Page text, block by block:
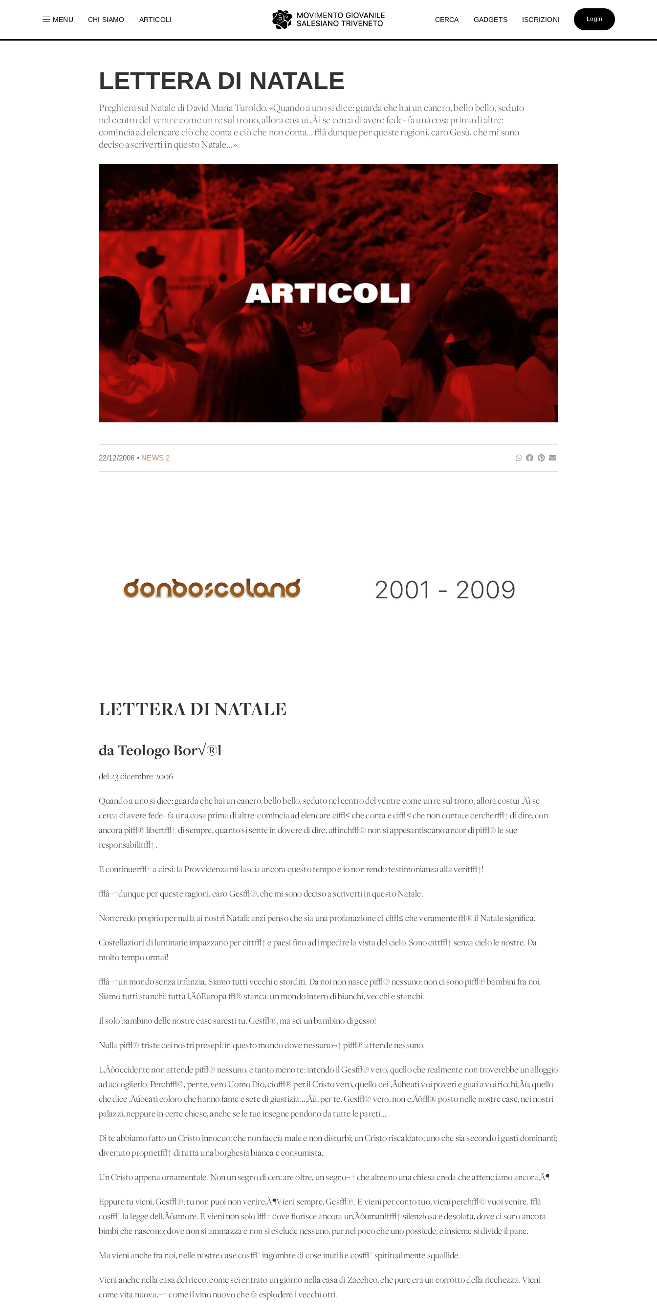
MENU CHI SIAMO ARTICOLI CERCA GADGETS ISCRIZIONI Login
LETTERA DI NATALE
Preghiera sul Natale di David Maria Turoldo. «Quando a uno si dice: guarda che hai un cancro, bello bello, seduto
nel centro del ventre come un re sul trono, allora costui ‚Äì se cerca di avere fede- fa una cosa prima di altre:
comincia ad elencare ciò che conta e ciò che non conta... √â dunque per queste ragioni, caro Gesù, che mi sono
deciso a scriverti in questo Natale...».
22/12/2006 • NEWS 2
LETTERA DI NATALE
da Teologo Bor√®l
del 23 dicembre 2006
Quando a uno si dice: guarda che hai un cancro, bello bello, seduto nel centro del ventre come un re sul trono, allora costui ‚Äì se
cerca di avere fede- fa una cosa prima di altre: comincia ad elencare ci√≤ che conta e ci√≤ che non conta; e cercher√† di dire, con
ancora pi√π libert√† di sempre, quanto si sente in dovere di dire, affinch√© non si appesantiscano ancor di pi√π le sue
responsabilit√†.
E continuer√† a dirsi: la Provvidenza mi lascia ancora questo tempo e io non rendo testimonianza alla verit√†!
√â¬†dunque per queste ragioni, caro Ges√π, che mi sono deciso a scriverti in questo Natale.
Non credo proprio per nulla ai nostri Natali: anzi penso che sia una profanazione di ci√≤ che veramente √® il Natale significa.
Costellazioni di luminarie impazzano per citt√† e paesi fino ad impedire la vista del cielo. Sono citt√† senza cielo le nostre. Da
molto tempo ormai!
√â¬†un mondo senza infanzia. Siamo tutti vecchi e storditi. Da noi non nasce pi√π nessuno: non ci sono pi√π bambini fra noi.
Siamo tutti stanchi: tutta l‚ÄôEuropa √® stanca: un mondo intero di bianchi, vecchi e stanchi.
Il solo bambino delle nostre case saresti tu, Ges√π, ma sei un bambino di gesso!
Nulla pi√π triste dei nostri presepi: in questo mondo dove nessuno¬† pi√π attende nessuno.
L‚Äôoccidente non attende pi√π nessuno, e tanto meno te: intendo il Ges√π vero, quello che realmente non troverebbe un alloggio
ad accoglierlo. Perch√©, per te, vero Uomo Dio, cio√® per il Cristo vero, quello dei ‚Äúbeati voi poveri e guai a voi ricchi‚Äù; quello
che dice ‚Äúbeati coloro che hanno fame e sete di giustizia...‚Äù, per te, Ges√π vero, non c‚Äô√® posto nelle nostre case, nei nostri
palazzi, neppure in certe chiese, anche se le tue insegne pendono da tutte le pareti...
Di te abbiamo fatto un Cristo innocuo: che non faccia male e non disturbi; un Cristo riscaldato; uno che sia secondo i gusti dominanti;
divenuto propriet√† di tutta una borghesia bianca e consumista.
Un Cristo appena ornamentale. Non un segno di cercare oltre, un segno¬† che almeno una chiesa creda che attendiamo ancora‚Ä¶
Eppure tu vieni, Ges√π; tu non puoi non venire‚Ä¶Vieni sempre, Ges√π. E vieni per conto tuo, vieni perch√© vuoi venire. √â
cos√¨ la legge dell‚Äôamore. E vieni non solo l√† dove fiorisce ancora un‚Äôumanit√† silenziosa e desolata, dove ci sono ancora
bimbi che nascono; dove non si ammazza e non si esclude nessuno, pur nel poco che uno possiede, e insieme si divide il pane.
Ma vieni anche fra noi, nelle nostre case cos√¨ ingombre di cose inutili e cos√¨ spiritualmente squallide.
Vieni anche nella casa del ricco, come sei entrato un giorno nella casa di Zaccheo, che pure era un corrotto della ricchezza. Vieni
come vita nuova,¬† come il vino nuovo che fa esplodere i vecchi otri.